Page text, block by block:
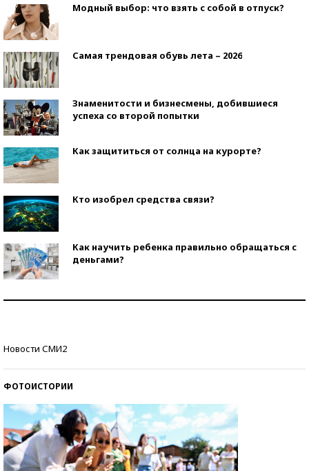
Модный выбор: что взять с собой в отпуск?
Самая трендовая обувь лета – 2026
Знаменитости и бизнесмены, добившиеся
успеха со второй попытки
Как защититься от солнца на курорте?
Кто изобрел средства связи?
Как научить ребенка правильно обращаться с
деньгами?
Новости СМИ2
ФОТОИСТОРИИ